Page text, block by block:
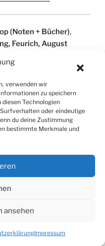
verwenden wir
zu speichern
Technologien
oder eindeutige
du deine Zustimmung
bestimmte Merkmale und
ansehen
Impressum
(Noten + Bücher),
Feurich, August
ab 25€ Bestellwert.
und Bad